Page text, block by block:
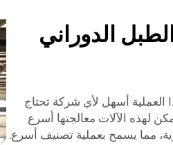
الدوراني
العملية أسهل لأي شركة تحتاج
لهذه الآلات معالجتها أسرع
مما يسمح بعملية تصنيف أسرع.